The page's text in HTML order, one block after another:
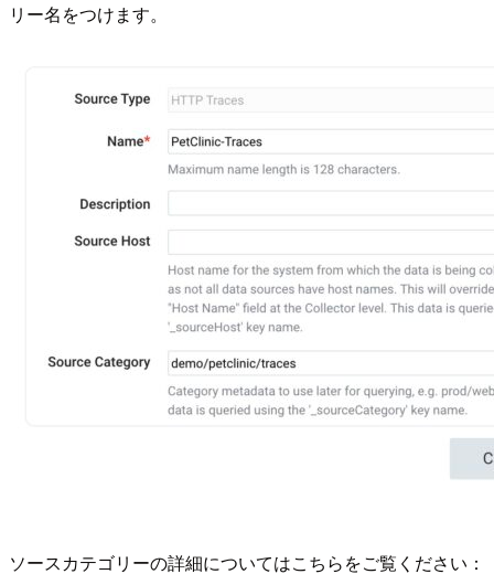
リー名をつけます。
ソースカテゴリーの詳細についてはこちらをご覧ください：